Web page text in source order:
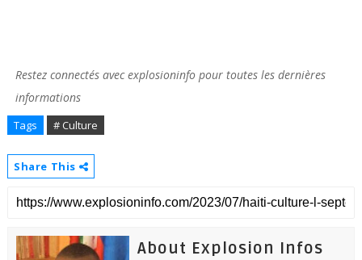
Restez connectés avec explosioninfo pour toutes les dernières
informations
Tags # Culture
Share This
About Explosion Infos